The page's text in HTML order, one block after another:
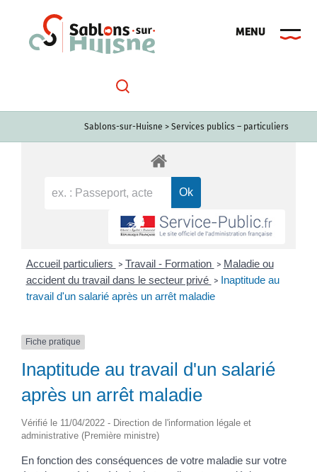
Sablons-sur-Huisne > Services publics – particuliers
Accueil particuliers > Travail - Formation > Maladie ou
accident du travail dans le secteur privé > Inaptitude au
travail d'un salarié après un arrêt maladie
Fiche pratique
Inaptitude au travail d'un salarié
après un arrêt maladie
Vérifié le 11/04/2022 - Direction de l'information légale et
administrative (Première ministre)
En fonction des conséquences de votre maladie sur votre